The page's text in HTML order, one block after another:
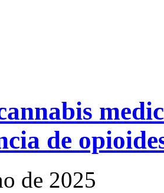
de
de 2025